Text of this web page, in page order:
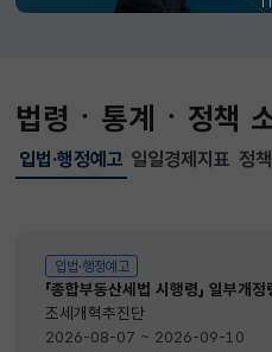
법령ㆍ통계ㆍ정책
입법·행정예고
선택됨
입법·행정예고
입법·행정예고
「종합부동산세법 시행령」 일부개
조세개혁추진단
2026-08-07 ~ 2026-09-10
일일경제지표 정